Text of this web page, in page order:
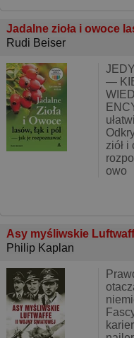
Jadalne zioła i owoce
Rudi Beiser
—
ziół
owo
Asy myśliwskie
Philip Kaplan